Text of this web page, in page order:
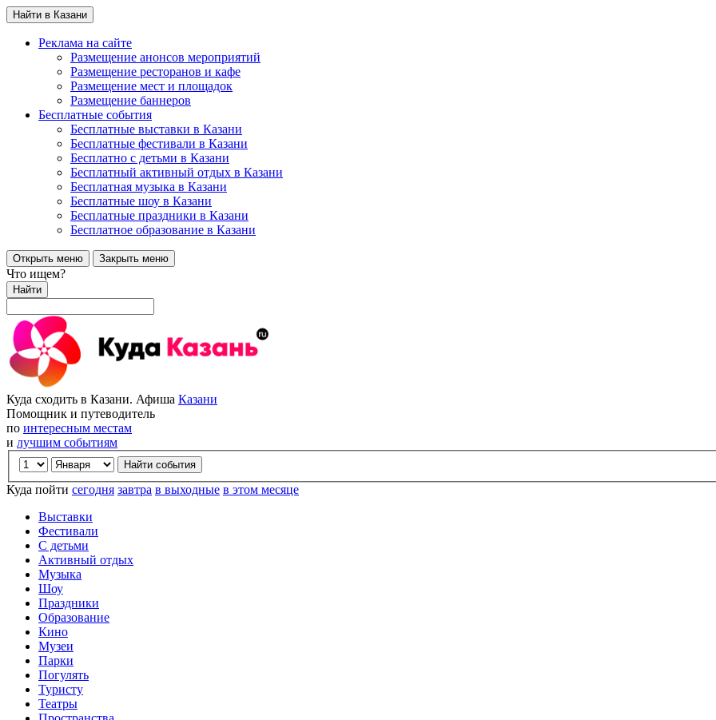
Найти в Казани
Реклама на сайте
Размещение анонсов мероприятий
Размещение ресторанов и кафе
Размещение мест и площадок
Размещение баннеров
Бесплатные события
Бесплатные выставки в Казани
Бесплатные фестивали в Казани
Бесплатно с детьми в Казани
Бесплатный активный отдых в Казани
Бесплатная музыка в Казани
Бесплатные шоу в Казани
Бесплатные праздники в Казани
Бесплатное образование в Казани
Открыть меню Закрыть меню
Что ищем?
Найти
Куда сходить в Казани. Афиша Казани
Помощник и путеводитель
по интересным местам
и лучшим событиям
Куда пойти сегодня завтра в выходные в этом месяце
Выставки
Фестивали
С детьми
Активный отдых
Музыка
Шоу
Праздники
Образование
Кино
Музеи
Парки
Погулять
Туристу
Театры